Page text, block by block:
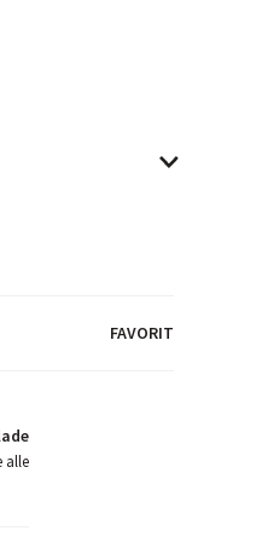
FAVORIT
alle